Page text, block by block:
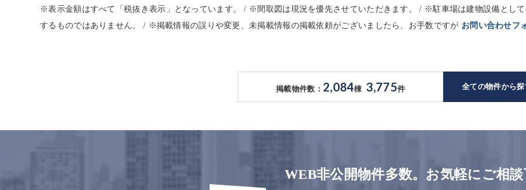
※表示金額はすべて「税抜き表示」となっています。 / ※間取図は現況を優先させていただきます。 / ※駐車場は建物設備とし
するものではありません。 / ※掲載情報の誤りや変更、未掲載情報の掲載依頼がございましたら、お手数ですが お問い合わせフ
掲載物件数： 2,084棟 3,775件 全ての物件から探
WEB非公開物件多数。お気軽にご相談